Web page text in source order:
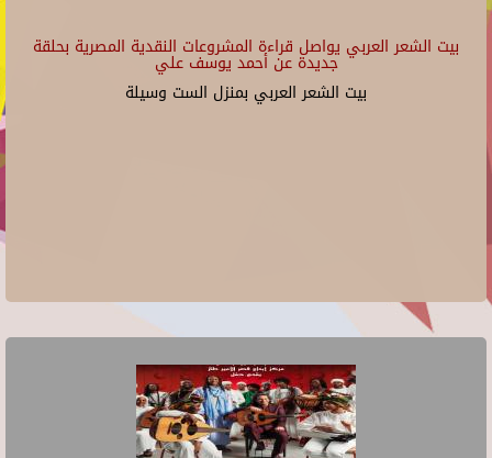
بيت الشعر العربي يواصل قراءة المشروعات النقدية المصرية بحلقة
جديدة عن أحمد يوسف علي
بيت الشعر العربي بمنزل الست وسيلة